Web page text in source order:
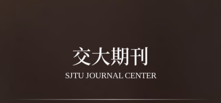
交大期刊
SJTU JOURNAL CENTER